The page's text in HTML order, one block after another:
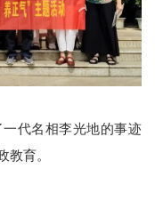
代名相李光地的事迹
教育。